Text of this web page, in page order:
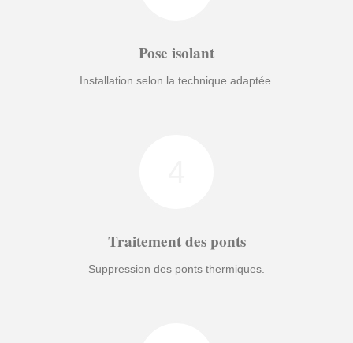
Pose isolant
Installation selon la technique adaptée.
Traitement des ponts
Suppression des ponts thermiques.